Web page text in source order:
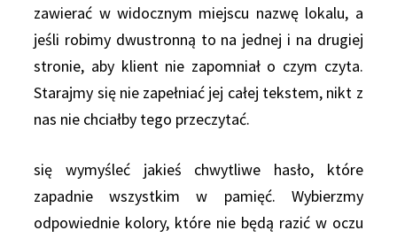
zawierać w widocznym miejscu nazwę lokalu, a
jeśli robimy dwustronną to na jednej i na drugiej
stronie, aby klient nie zapomniał o czym czyta.
Starajmy się nie zapełniać jej całej tekstem, nikt z
nas nie chciałby tego przeczytać.
się wymyśleć jakieś chwytliwe hasło, które
zapadnie wszystkim w pamięć. Wybierzmy
odpowiednie kolory, które nie będą razić w oczu